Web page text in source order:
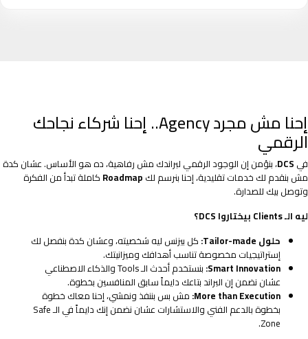
إحنا مش مجرد Agency.. إحنا شركاء نجاحك
الرقمي
في DCS، بنؤمن إن الوجود الرقمي لبراندك مش رفاهية، ده هو الأساس. عشان كدة
مش بنقدم لك خدمات تقليدية، إحنا بنرسم لك Roadmap كاملة تبدأ من الفكرة
وتوصل بيك للصدارة.
ليه الـ Clients بيختاروا DCS؟
حلول Tailor-made:
كل بيزنس ليه شخصيته، وعشان كدة بنفصل لك
إستراتيجيات مخصوصة تناسب أهدافك وميزانيتك.
Smart Innovation:
بنستخدم أحدث الـ Tools والذكاء الاصطناعي
عشان نضمن إن البراند بتاعك دايماً سابق المنافسين بخطوة.
More than Execution: مش بس بننفذ ونمشي، إحنا معاك خطوة
بخطوة بالدعم الفني والاستشارات عشان نضمن إنك دايماً في الـ Safe
Zone.